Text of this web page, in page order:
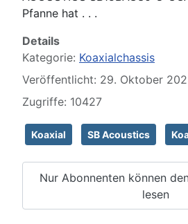
Pfanne hat . . .
Details
Kategorie: Koaxialchassis
Veröffentlicht: 29. Oktober
Zugriffe: 10427
Koaxial SB Acoustics
Nur Abonnenten können
lesen